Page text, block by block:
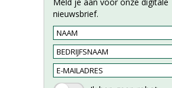
nieuwsbrief.